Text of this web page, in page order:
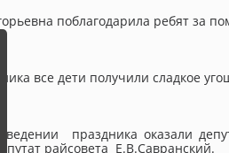
поблагодарила ребят за
все дети получили сладкое
праздника оказали
райсовета Е.В.Савранский.